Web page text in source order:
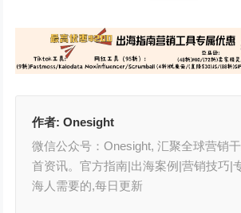
作者:Onesight
微信公众号：Onesight, 汇聚全球营销
首资讯。官方指南|出海案例|营销技巧|
海人需要的,每日更新